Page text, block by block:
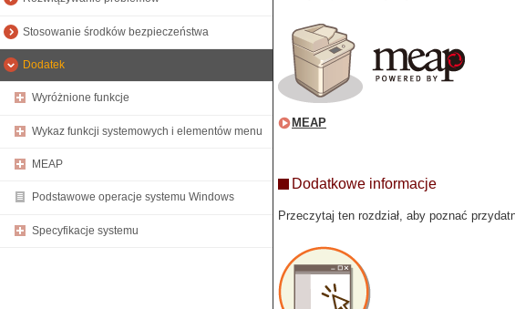
Stosowanie środków bezpieczeństwa
Dodatek
Wyróżnione funkcje
Wykaz funkcji systemowych i elementów menu
MEAP
Podstawowe operacje systemu Windows
Specyfikacje systemu
MEAP
Dodatkowe informacje
Przeczytaj ten rozdział, aby poznać